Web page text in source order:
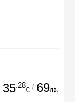
35.28
€ / 69лв.